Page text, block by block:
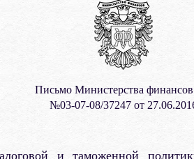
Письмо Министерства
№03-07-08/37247 от
и таможенной